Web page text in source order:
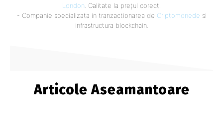
London. Calitate la prețul corect.
- Companie specializata in tranzactionarea de Criptomonede si
infrastructura blockchain.
Articole Aseamantoare